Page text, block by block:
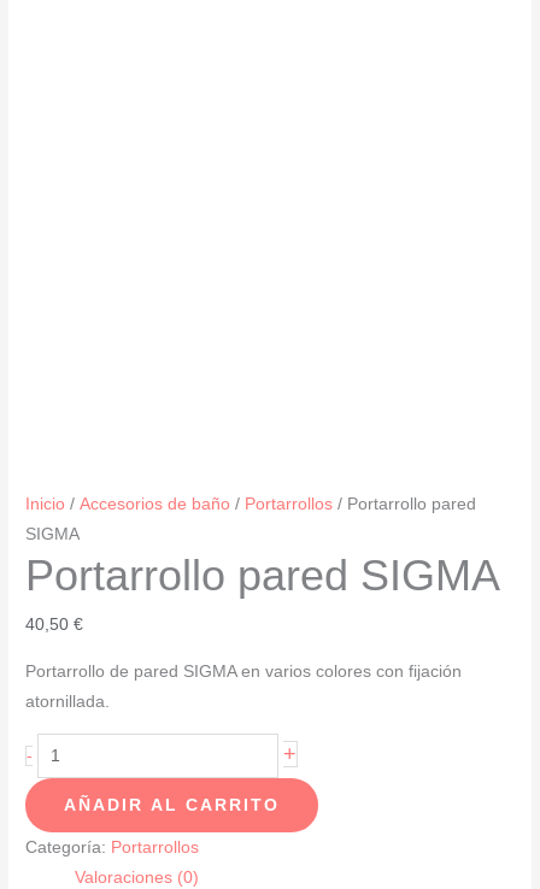
Inicio /Accesorios de baño / Portarrollos / Portarrollo pared
SIGMA
Portarrollo pared SIGMA
40,50€
Portarrollo de pared SIGMA en varios colores con fijación
atornillada.
-
Portarrollo
pared
SIGMA
cantidad
+
AÑADIR AL CARRITO
Categoría: Portarrollos
Valoraciones (0)